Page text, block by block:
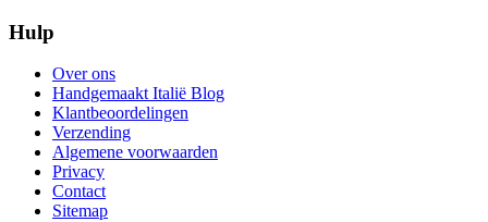
Hulp
Over ons
Handgemaakt Italië Blog
Klantbeoordelingen
Verzending
Algemene voorwaarden
Privacy
Contact
Sitemap